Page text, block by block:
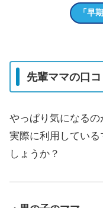
「早
先輩ママの口コ
やっぱり気になるの
実際に利用してい
しょうか？